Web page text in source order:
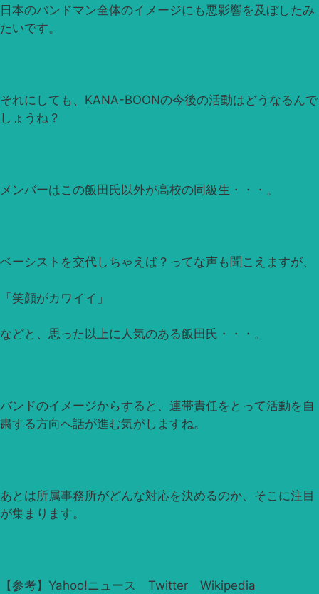
日本のバンドマン全体のイメージにも悪影響を及ぼしたみ
たいです。
それにしても、KANA-BOONの今後の活動はどうなるんで
しょうね？
メンバーはこの飯田氏以外が高校の同級生・・・。
ベーシストを交代しちゃえば？ってな声も聞こえますが、
「笑顔がカワイイ」
などと、思った以上に人気のある飯田氏・・・。
バンドのイメージからすると、連帯責任をとって活動を自
粛する方向へ話が進む気がしますね。
あとは所属事務所がどんな対応を決めるのか、そこに注目
が集まります。
【参考】Yahoo!ニュース Twitter Wikipedia